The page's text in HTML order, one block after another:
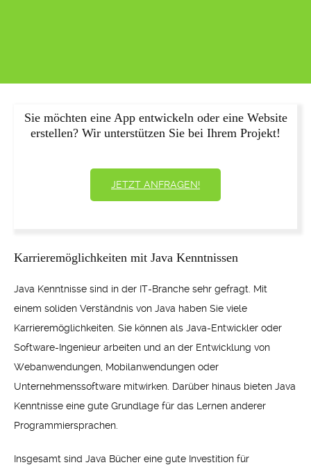
Sie möchten eine App entwickeln oder eine Website
erstellen? Wir unterstützen Sie bei Ihrem Projekt!
JETZT ANFRAGEN!
Karrieremöglichkeiten mit Java Kenntnissen
Java Kenntnisse sind in der IT-Branche sehr gefragt. Mit
einem soliden Verständnis von Java haben Sie viele
Karrieremöglichkeiten. Sie können als Java-Entwickler oder
Software-Ingenieur arbeiten und an der Entwicklung von
Webanwendungen, Mobilanwendungen oder
Unternehmenssoftware mitwirken. Darüber hinaus bieten Java
Kenntnisse eine gute Grundlage für das Lernen anderer
Programmiersprachen.
Insgesamt sind Java Bücher eine gute Investition für